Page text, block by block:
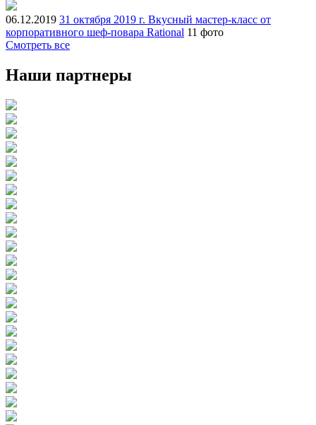
06.12.2019 31 октября 2019 г. Вкусный мастер-класс от
корпоративного шеф-повара Rational 11 фото
Смотреть все
Наши партнеры